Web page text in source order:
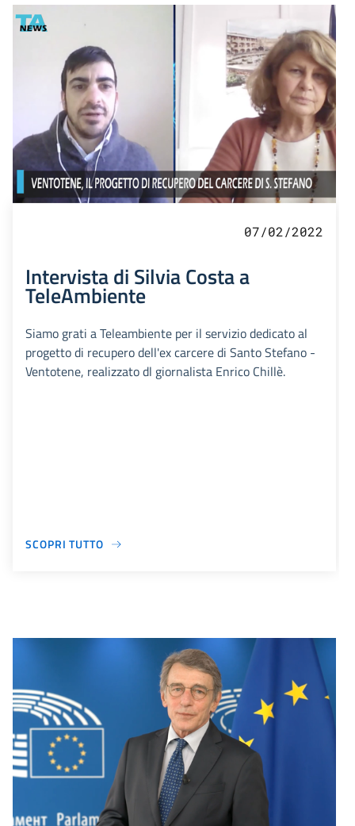
07/02/2022
Intervista di Silvia Costa a
TeleAmbiente
Siamo grati a Teleambiente per il servizio dedicato al
progetto di recupero dell'ex carcere di Santo Stefano -
Ventotene, realizzato dl giornalista Enrico Chillè.
SCOPRI TUTTO